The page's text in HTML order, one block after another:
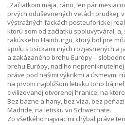
„Začiatkom mája, ráno, len pár
prvých oduševnených vetách prudkej,
výstražných fackách posteuforickej
ktorú som od začiatku spoluvytváral,
rakúskeho Hainburgu, ktorý bol pre
spolu s tisíckami iných rozjasnených a
a zakázaného brehu Európy –
brehu Európy, nadlho
práve pod našimi výkrikmi a úsmevmi
na prvom najbližšom letisku toho
civilizovanej otvorenej hranice, na
Bez bázne a hany, bez víza, bez
Madride, na letisku vo Schwechate.
Zo všetkého najviac mi chýbal práve